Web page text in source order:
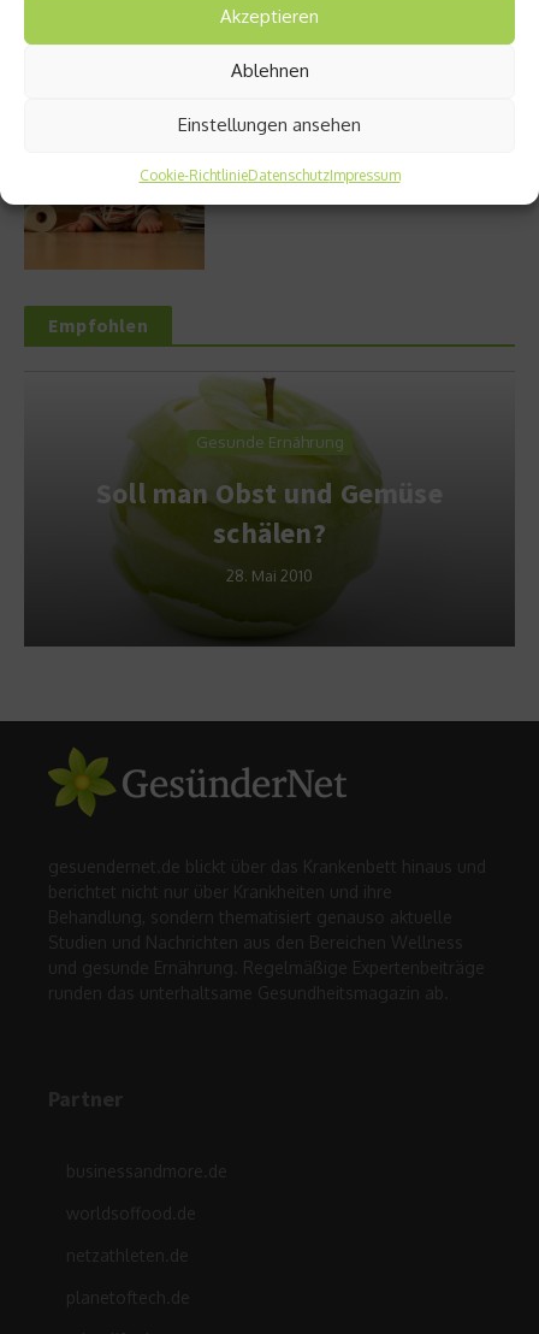
Akzeptieren
Ablehnen
Einstellungen ansehen
Cookie-RichtlinieDatenschutzImpressum
Welches Ashwagandha sollte ich kaufen?
Empfohlen
Gesunde Ernährung
Soll man Obst und Gemüse
schälen?
28. Mai 2010
gesuendernet.de blickt über das Krankenbett hinaus und
berichtet nicht nur über Krankheiten und ihre
Behandlung, sondern thematisiert genauso aktuelle
Studien und Nachrichten aus den Bereichen Wellness
und gesunde Ernährung. Regelmäßige Expertenbeiträge
runden das unterhaltsame Gesundheitsmagazin ab.
Partner
businessandmore.de
worldsoffood.de
netzathleten.de
planetoftech.de